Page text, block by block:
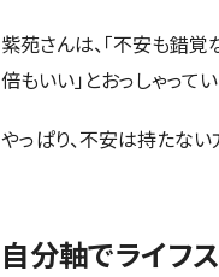
紫苑さんは、「不安も錯
倍もいい」とおっしゃって
やっぱり、不安は持たない
自分軸でライフ